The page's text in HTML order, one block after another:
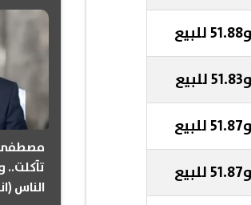
مصطفى
تآكلت..
الناس